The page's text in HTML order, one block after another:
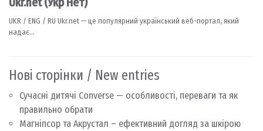
Нові сторінки / New entries
Сучасні дитячі Converse — особливості, переваги та як
правильно обрати
Магніпсор та Акрустал – ефективний догляд за шкірою